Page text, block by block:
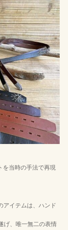
を当時の手法で再現
アイテムは、ハンド
げ、唯一無二の表情